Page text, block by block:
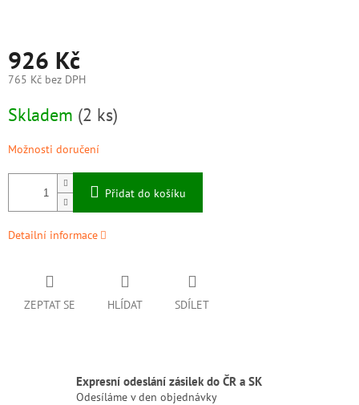
926 Kč
765 Kč bez DPH
cena:
Skladem (2 ks)
Možnosti doručení
Přidat do košíku
Detailní informace
ZEPTAT SE HLÍDAT SDÍLET
Expresní odeslání zásilek do ČR a SK
Odesíláme v den objednávky